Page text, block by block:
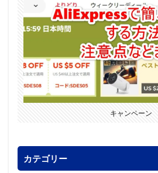
キャンペーン
カテゴリー